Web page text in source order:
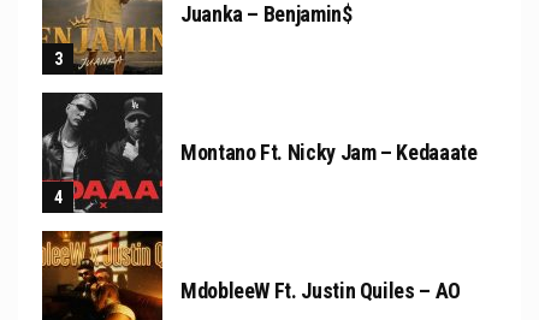
Juanka – Benjamin$
Montano Ft. Nicky Jam – Kedaaate
MdobleeW Ft. Justin Quiles – AO